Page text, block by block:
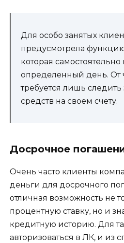
Для особо занятых
предусмотрела функцию
которая самостоятельно
определенный день. От
требуется лишь следить
средств на своем счету.
Досрочное
Очень часто клиенты
деньги для досрочного
отличная возможность не
процентную ставку, но и
кредитную историю. Для
авторизоваться в ЛК, и из